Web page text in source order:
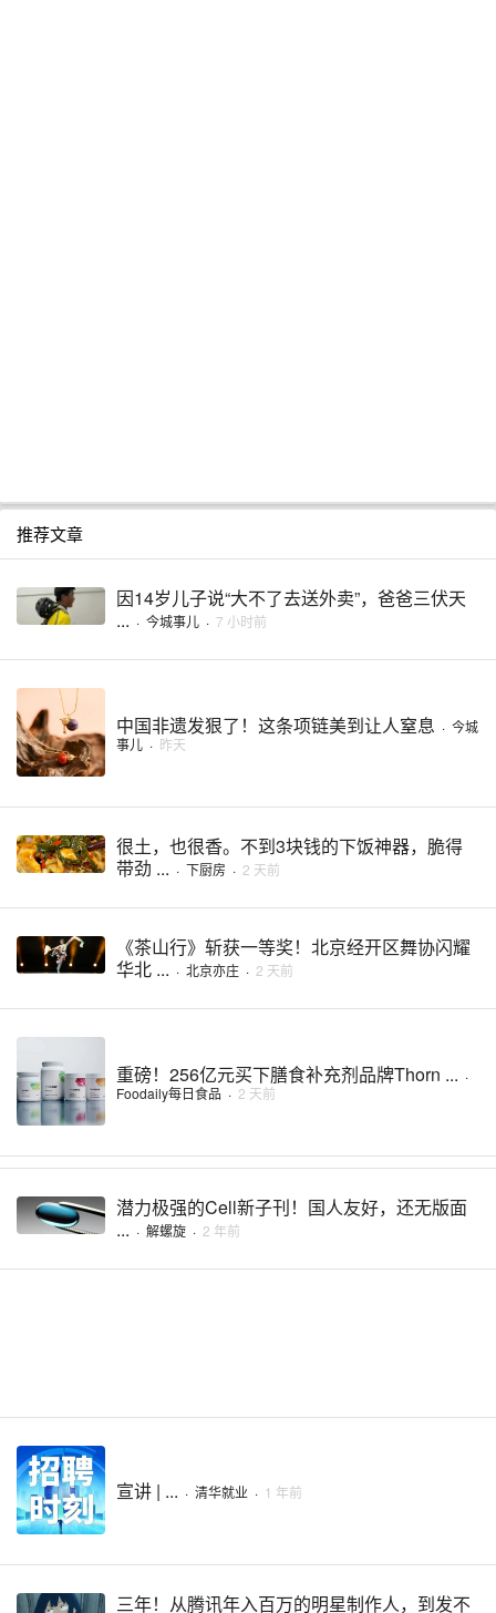
推荐文章
因14岁儿子说“大不了去送外卖”，爸爸三伏天
... · 今城事儿 · 7 小时前
中国非遗发狠了！这条项链美到让人窒息 · 今城
事儿 · 昨天
很土，也很香。不到3块钱的下饭神器，脆得
带劲 ... · 下厨房 · 2 天前
《茶山行》斩获一等奖！北京经开区舞协闪耀
华北 ... · 北京亦庄 · 2 天前
重磅！256亿元买下膳食补充剂品牌Thorn ... ·
Foodaily每日食品 · 2 天前
潜力极强的Cell新子刊！国人友好，还无版面
... · 解螺旋 · 2 年前
宣讲 | ... · 清华就业 · 1 年前
三年！从腾讯年入百万的明星制作人，到发不